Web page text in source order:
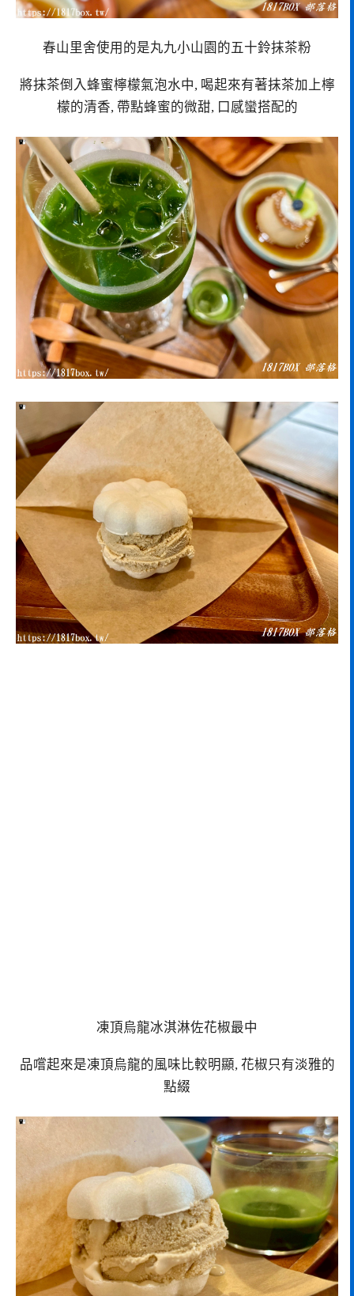
春山里舍使用的是丸九小山園的五十鈴抹茶粉
將抹茶倒入蜂蜜檸檬氣泡水中, 喝起來有著抹茶加上檸
檬的清香, 帶點蜂蜜的微甜, 口感蠻搭配的
凍頂烏龍冰淇淋佐花椒最中
品嚐起來是凍頂烏龍的風味比較明顯, 花椒只有淡雅的
點綴